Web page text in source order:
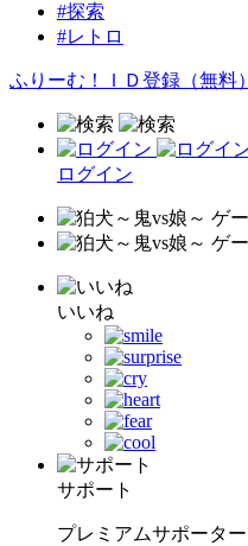
#探索
#レトロ
ふりーむ！ＩＤ登録（無料）
ログイン
いいね
サポート
プレミアムサポーター